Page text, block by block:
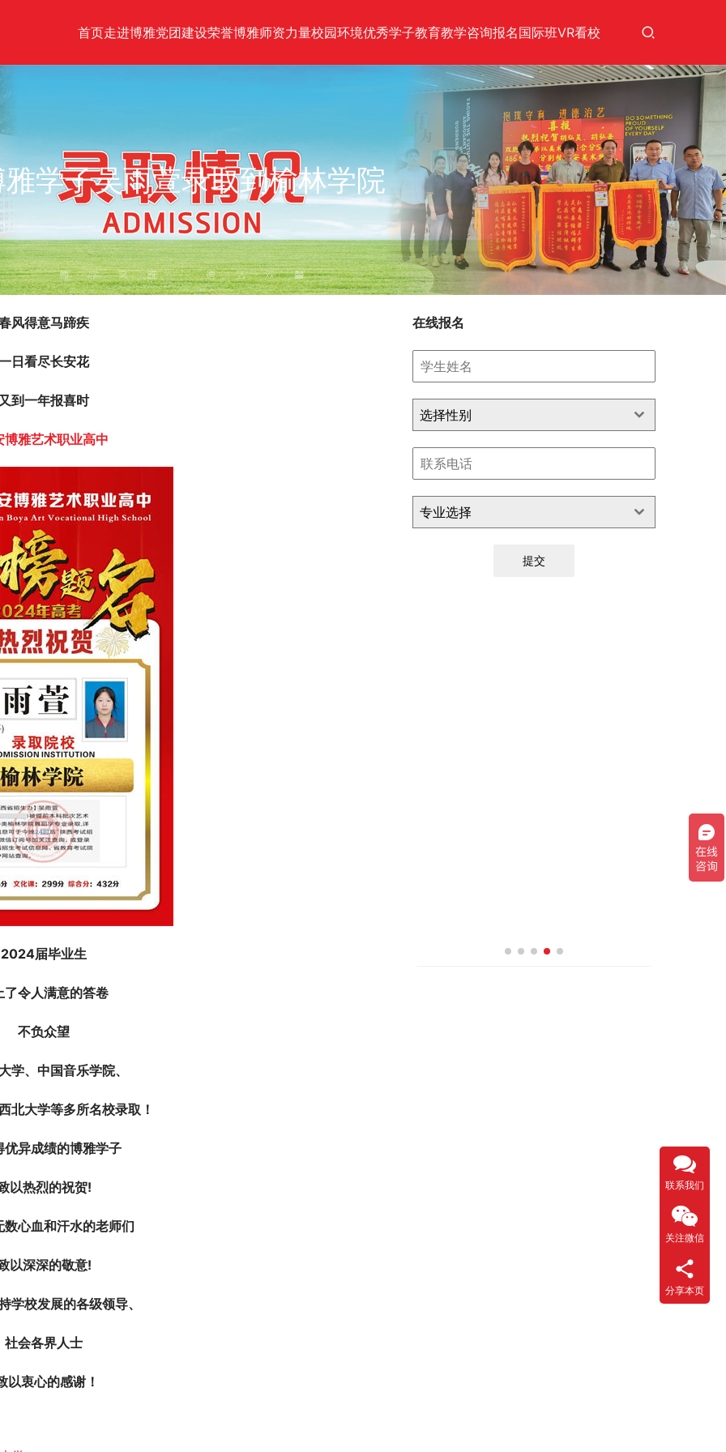
首页走进博雅党团建设荣誉博雅师资力量校园环境优秀学子教育教学咨询报名国际班VR看校
学子吴雨萱录取到榆林学院
风得意马蹄疾
日看尽长安花
到一年报喜时
博雅艺术职业高中
2024届毕业生
了令人满意的答卷
不负众望
学、中国音乐学院、
北大学等多所名校录取！
优异成绩的博雅学子
以热烈的祝贺!
数心血和汗水的老师们
以深深的敬意!
学校发展的各级领导、
社会各界人士
衷心的感谢！
在线报名
选择性别
专业选择
提交
联系我们
关注微信
分享本页